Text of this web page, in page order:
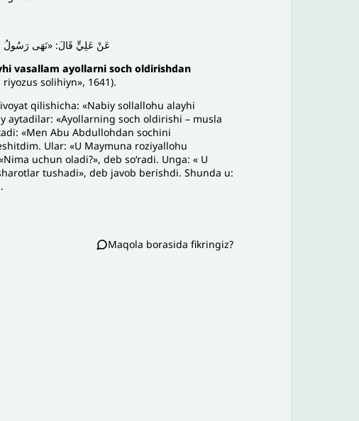
عَنْ ‌عَلِيٍّ قَالَ: «نَهَى رَسُولُ
vasallam ayollarni soch oldirishdan
solihiyn», 1641).
qilishicha: «Nabiy sollallohu alayhi
aytadilar: «Ayollarning soch oldirishi – musla
«Men Abu Abdullohdan sochini
Ular: «U Maymuna roziyallohu
uchun oladi?», deb soʻradi. Unga: « U
tushadi», deb javob berishdi. Shunda u:
Maqola borasida fikringiz?